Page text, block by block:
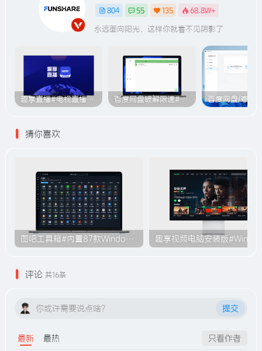
804 55 135 68.8W+
永远面向阳光，这样你就看不见阴影了
趣享直播#电视直播软件#2000+个超清直播频道#支持电视和安卓手机 百度网盘破解限速#突破官方限速#满速下载#A614
猜你喜欢
图吧工具箱#内置87款Windows系统使用工具#无需安装#B009
评论 共16条
你或许需要说点啥？ 提交
最新 最热 只看作者